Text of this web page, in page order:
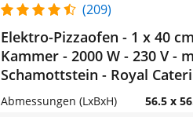
(209)
Elektro-Pizzaofen - 1 x 40
Kammer - 2000 W - 230 V -
Schamottstein - Royal
Abmessungen (LxBxH) 56.5 x